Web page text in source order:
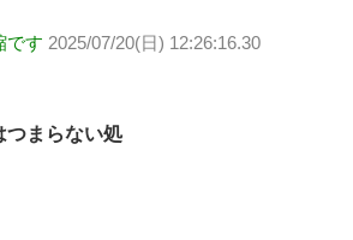
です 2025/07/20(日) 12:26:16.30
つまらない処